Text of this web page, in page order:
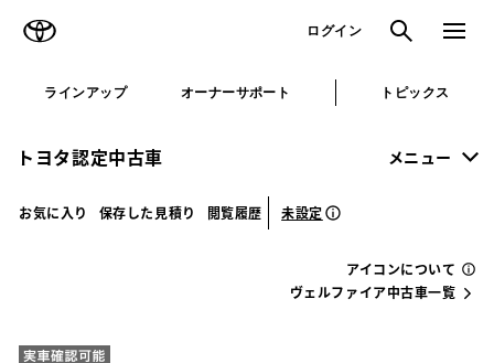
ログイン 検索 メニュ
ラインアップ オーナーサポート トピックス
トヨタ認定中古車 メニュー
お気に入り 保存した見積り 閲覧履歴 未設定
アイコンについて
ヴェルファイア中古車一覧